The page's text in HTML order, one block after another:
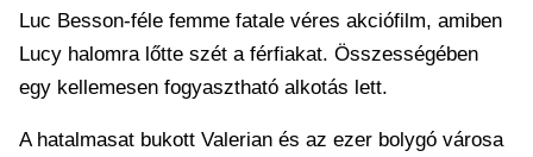
Luc Besson-féle femme fatale véres akciófilm, amiben
Lucy halomra lőtte szét a férfiakat. Összességében
egy kellemesen fogyasztható alkotás lett.
A hatalmasat bukott Valerian és az ezer bolygó városa